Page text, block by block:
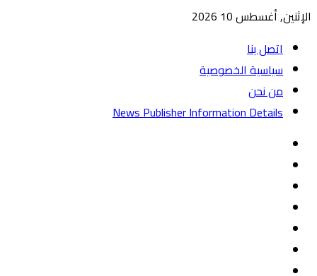
الإثنين, أغسطس 10 2026
اتصل بنا
سياسية الخصوصية
من نحن
News Publisher Information Details